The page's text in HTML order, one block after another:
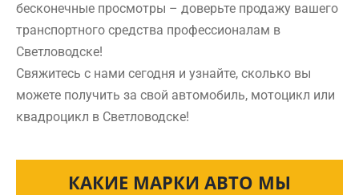
бесконечные просмотры – доверьте продажу вашего
транспортного средства профессионалам в
Светловодске!
Свяжитесь с нами сегодня и узнайте, сколько вы
можете получить за свой автомобиль, мотоцикл или
квадроцикл в Светловодске!
КАКИЕ МАРКИ АВТО МЫ